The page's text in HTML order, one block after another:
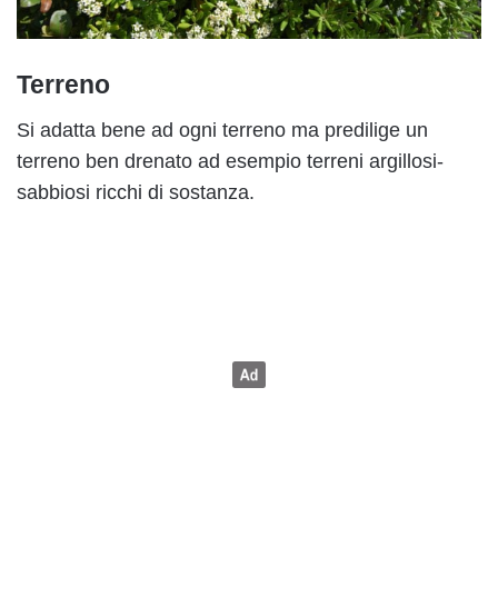
Terreno
Si adatta bene ad ogni terreno ma predilige un
terreno ben drenato ad esempio terreni argillosi-
sabbiosi ricchi di sostanza.